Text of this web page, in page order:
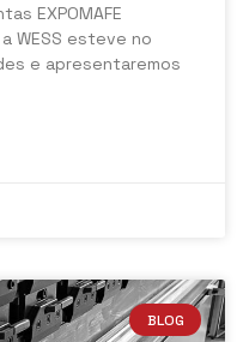
EXPOMAFE
WESS esteve no
e apresentaremos
BLOG